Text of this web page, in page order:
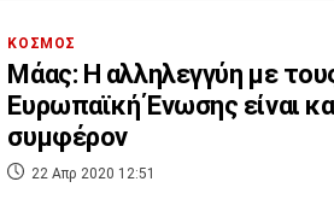
ΚΟΣΜΟΣ
Μάας: H αλληλεγγύη με
Ευρωπαϊκή Ένωσης είναι
συμφέρον
22 Απρ 2020 12:51